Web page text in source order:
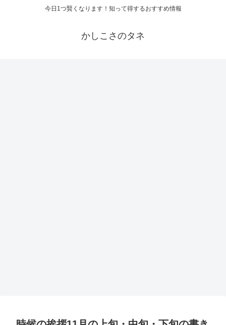
今日1つ賢くなります！知って得するおすすめ情報
かしこさのタネ